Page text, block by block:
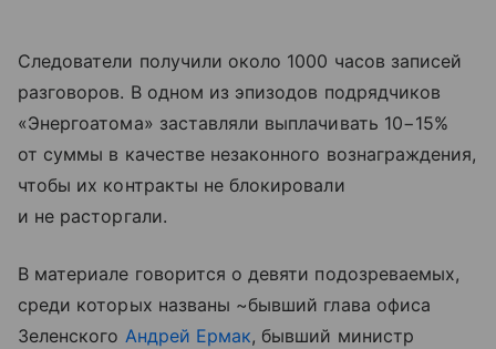
Следователи получили около 1000 часов записей
разговоров. В одном из эпизодов подрядчиков
«Энергоатома» заставляли выплачивать 10−15%
от суммы в качестве незаконного вознаграждения,
чтобы их контракты не блокировали
и не расторгали.
В материале говорится о девяти подозреваемых,
среди которых названы ~бывший глава офиса
Зеленского Андрей Ермак, бывший министр